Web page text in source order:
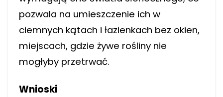
pozwala na umieszczenie ich w
ciemnych kątach i łazienkach bez okien,
miejscach, gdzie żywe rośliny nie
mogłyby przetrwać.
Wnioski